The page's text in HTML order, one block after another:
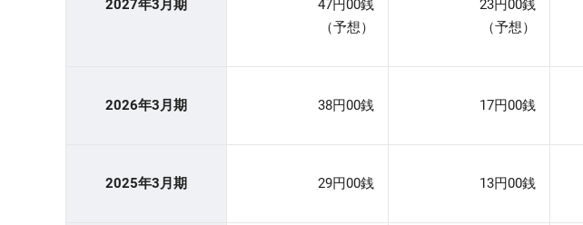
2027年3月期
47円00銭
（予想）
23円00銭
（予想）
2026年3月期 38円00銭 17円00銭
2025年3月期 29円00銭 13円00銭